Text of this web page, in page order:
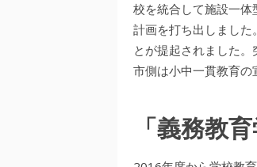
校を統合して施設一
計画を打ち出しまし
とが提起されました。
市側は小中一貫教育の
「義務教